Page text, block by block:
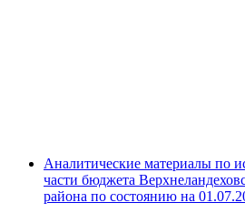
Аналитические материалы по
части бюджета
района по состоянию на